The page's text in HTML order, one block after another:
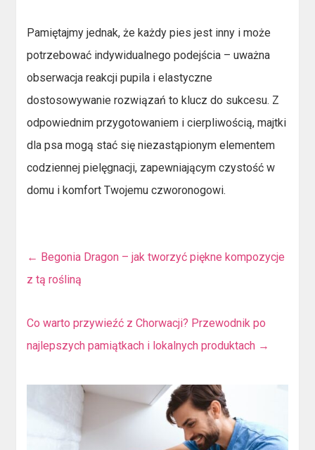
Pamiętajmy jednak, że każdy pies jest inny i może
potrzebować indywidualnego podejścia – uważna
obserwacja reakcji pupila i elastyczne
dostosowywanie rozwiązań to klucz do sukcesu. Z
odpowiednim przygotowaniem i cierpliwością, majtki
dla psa mogą stać się niezastąpionym elementem
codziennej pielęgnacji, zapewniającym czystość w
domu i komfort Twojemu czworonogowi.
← Begonia Dragon – jak tworzyć piękne kompozycje
z tą rośliną
Co warto przywieźć z Chorwacji? Przewodnik po
najlepszych pamiątkach i lokalnych produktach →